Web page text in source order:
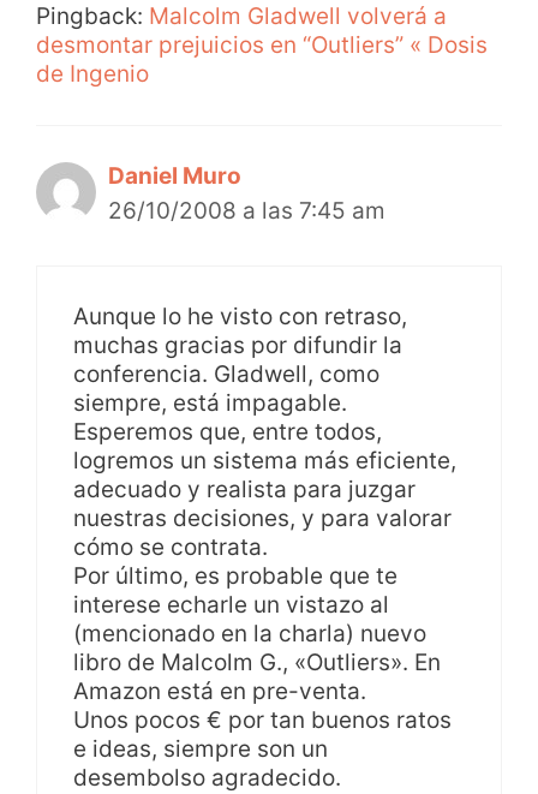
Pingback: Malcolm Gladwell volverá a
desmontar prejuicios en “Outliers” « Dosis
de Ingenio
Daniel Muro
26/10/2008 a las 7:45 am
Aunque lo he visto con retraso,
muchas gracias por difundir la
conferencia. Gladwell, como
siempre, está impagable.
Esperemos que, entre todos,
logremos un sistema más eficiente,
adecuado y realista para juzgar
nuestras decisiones, y para valorar
cómo se contrata.
Por último, es probable que te
interese echarle un vistazo al
(mencionado en la charla) nuevo
libro de Malcolm G., «Outliers». En
Amazon está en pre-venta.
Unos pocos € por tan buenos ratos
e ideas, siempre son un
desembolso agradecido.